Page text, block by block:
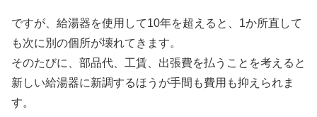
ですが、給湯器を使用して10年を超えると、1か所直して
も次に別の個所が壊れてきます。
そのたびに、部品代、工賃、出張費を払うことを考えると
新しい給湯器に新調するほうが手間も費用も抑えられま
す。